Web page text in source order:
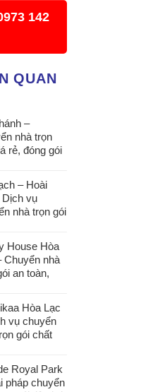
142
QUAN
–
nhà trọn
rẻ, đóng gói
– Hoài
vụ
nhà trọn gói
House Hòa
Chuyển nhà
an toàn,
Hòa Lạc
vụ chuyển
gói chất
Royal Park
pháp chuyển